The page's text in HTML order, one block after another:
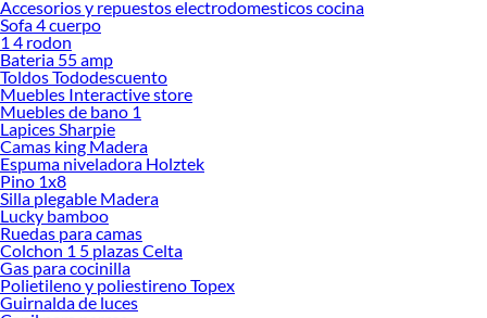
Accesorios y repuestos electrodomesticos cocina
Sofa 4 cuerpo
1 4 rodon
Bateria 55 amp
Toldos Tododescuento
Muebles Interactive store
Muebles de bano 1
Lapices Sharpie
Camas king Madera
Espuma niveladora Holztek
Pino 1x8
Silla plegable Madera
Lucky bamboo
Ruedas para camas
Colchon 1 5 plazas Celta
Gas para cocinilla
Polietileno y poliestireno Topex
Guirnalda de luces